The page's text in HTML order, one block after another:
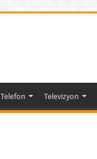
Telefon Televizyon